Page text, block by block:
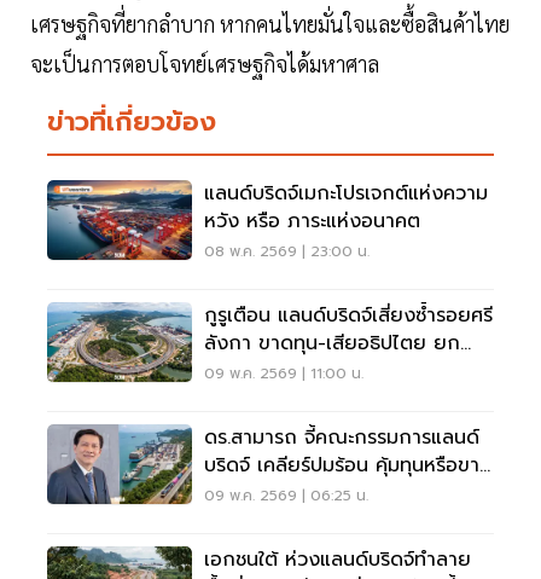
เศรษฐกิจที่ยากลำบาก หากคนไทยมั่นใจและซื้อสินค้าไทย
จะเป็นการตอบโจทย์เศรษฐกิจได้มหาศาล
ข่าวที่เกี่ยวข้อง
แลนด์บริดจ์เมกะโปรเจกต์แห่งความ
หวัง หรือ ภาระแห่งอนาคต
08 พ.ค. 2569 | 23:00 น.
กูรูเตือน แลนด์บริดจ์เสี่ยงซ้ำรอยศรี
ลังกา ขาดทุน-เสียอธิปไตย ยก
มาเลเซียตัวอย่างความสำเร็จ
09 พ.ค. 2569 | 11:00 น.
ดร.สามารถ จี้คณะกรรมการแลนด์
บริดจ์ เคลียร์ปมร้อน คุ้มทุนหรือขาย
ฝัน
09 พ.ค. 2569 | 06:25 น.
เอกชนใต้ ห่วงแลนด์บริดจ์ทำลาย